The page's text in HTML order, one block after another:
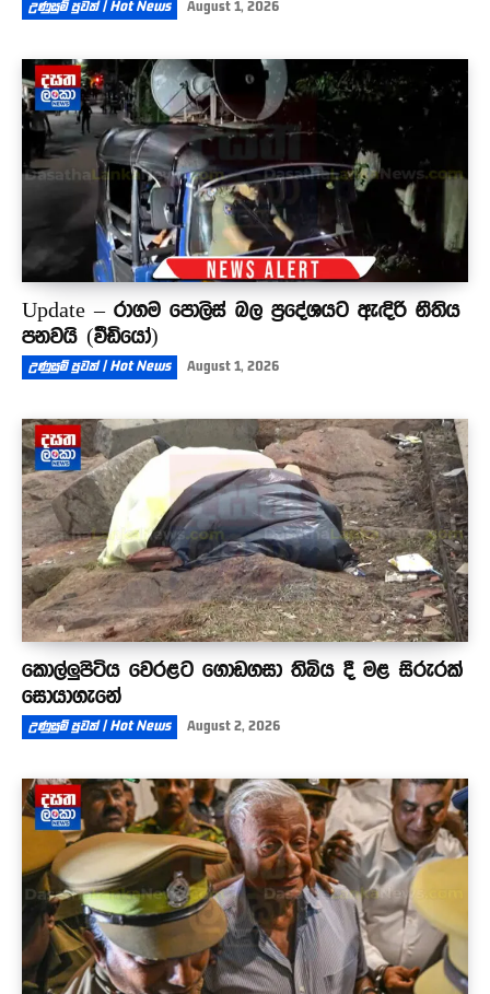
උණුසුම් පුවත් | Hot News August 1, 2026
Update – රාගම පොලිස් බල ප්‍රදේශයට ඇඳිරි නීතිය
පනවයි (වීඩියෝ)
උණුසුම් පුවත් | Hot News August 1, 2026
කොල්ලුපිටිය වෙරළට ගොඩගසා තිබිය දී මළ සිරුරක්
සොයාගැනේ
උණුසුම් පුවත් | Hot News August 2, 2026